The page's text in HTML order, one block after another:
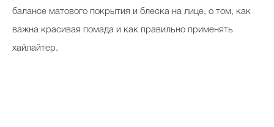
балансе матового покрытия и блеска на лице, о том, как
важна красивая помада и как правильно применять
хайлайтер.